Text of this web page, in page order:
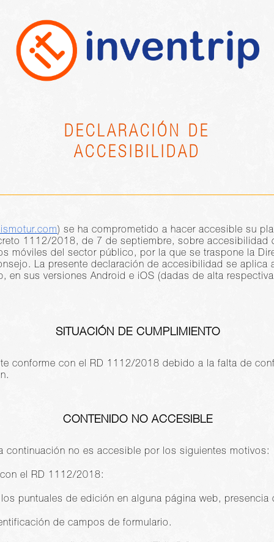
DECLARACIÓN DE
ACCESIBILIDAD
) se ha comprometido a hacer accesible su
1112/2018, de 7 de septiembre, sobre accesibilidad
móviles del sector público, por la que se traspone la
La presente declaración de accesibilidad se aplica
en sus versiones Android e iOS (dadas de alta
SITUACIÓN DE CUMPLIMIENTO
conforme con el RD 1112/2018 debido a la falta de
CONTENIDO NO ACCESIBLE
continuación no es accesible por los siguientes motivos:
el RD 1112/2018:
puntuales de edición en alguna página web, presencia
de campos de formulario.